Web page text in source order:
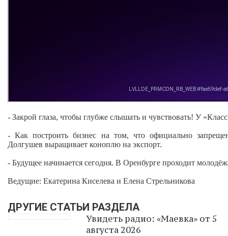
- Закрой глаза, чтобы глубже слышать и чувствовать! У
- Как построить бизнес на том, что официально
Долгушев выращивает коноплю на экспорт.
- Будущее начинается сегодня. В Оренбурге проходит
Ведущие: Екатерина Киселева и Елена Стрельникова
ДРУГИЕ СТАТЬИ РАЗДЕЛА
Увидеть радио: «Маевка» от 5
августа 2026